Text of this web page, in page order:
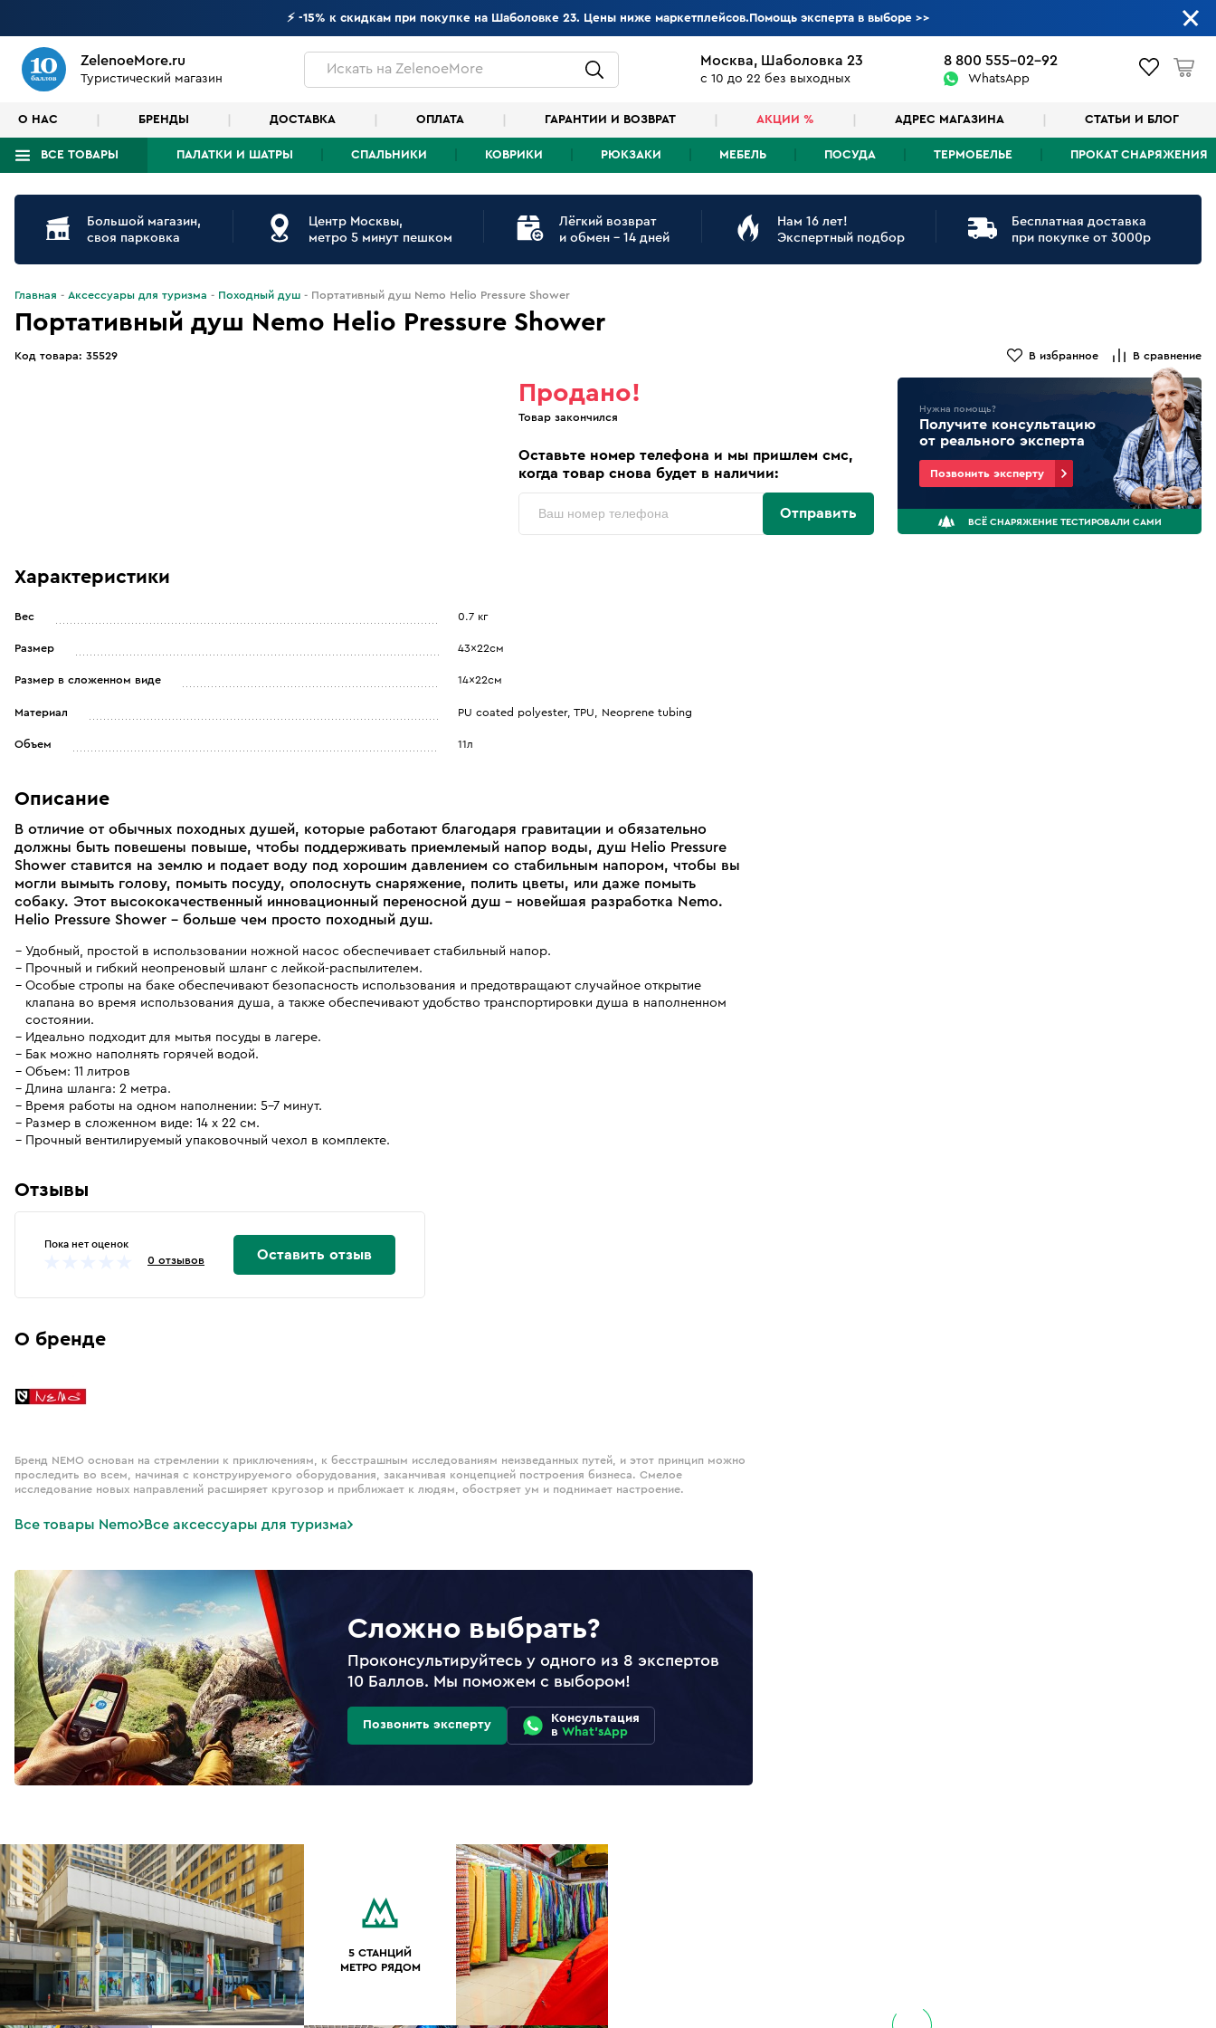
⚡ -15% к скидкам при покупке на Шаболовке 23. Цены ниже маркетплейсов.Помощь эксперта в выборе>>
ZelenoeMore.ru
Туристический магазин
Искатьна ZelenoeMore
Москва, Шаболовка 23
с 10 до 22 без выходных
8 800 555-02-92
WhatsApp
О НАС БРЕНДЫ ДОСТАВКА ОПЛАТА ГАРАНТИИ И ВОЗВРАТ АКЦИИ % АДРЕС МАГАЗИНА СТАТЬИ И БЛОГ
ВСЕ ТОВАРЫ ПАЛАТКИ И ШАТРЫ СПАЛЬНИКИ КОВРИКИ РЮКЗАКИ МЕБЕЛЬ ПОСУДА ТЕРМОБЕЛЬЕ ПРОКАТ СНАРЯЖЕНИЯ
Что будем искать?
Большой магазин,
своя парковка
Центр Москвы,
метро 5 минут пешком
Лёгкий возврат
и обмен - 14 дней
Нам 16 лет!
Экспертный подбор
Бесплатная доставка
при покупке от 3000р
Главная Аксессуары для туризма Походный душ Портативный душ Nemo Helio Pressure Shower
Портативный душ Nemo Helio Pressure Shower
Код товара: 35529 В избранное В сравнение
Продано!
Товар закончился
Оставьте номер телефона и мы пришлем смс,
когда товар снова будет в наличии:
Отправить
Нужна помощь?
Получите консультацию
от реального эксперта
Позвонить эксперту
ВСЁ СНАРЯЖЕНИЕ ТЕСТИРОВАЛИ САМИ
Характеристики
Вес 0.7 кг
Размер 43x22см
Размер в сложенном виде 14x22см
Материал PU coated polyester, TPU, Neoprene tubing
Объем 11л
Описание
В отличие от обычных походных душей, которые работают благодаря гравитации и обязательно
должны быть повешены повыше, чтобы поддерживать приемлемый напор воды, душ Helio Pressure
Shower ставится на землю и подает воду под хорошим давлением со стабильным напором, чтобы вы
могли вымыть голову, помыть посуду, ополоснуть снаряжение, полить цветы, или даже помыть
собаку. Этот высококачественный инновационный переносной душ - новейшая разработка Nemo.
Helio Pressure Shower - больше чем просто походный душ.
Удобный, простой в использовании ножной насос обеспечивает стабильный напор.
Прочный и гибкий неопреновый шланг с лейкой-распылителем.
Особые стропы на баке обеспечивают безопасность использования и предотвращают случайное открытие
клапана во время использования душа, а также обеспечивают удобство транспортировки душа в наполненном
состоянии.
Идеально подходит для мытья посуды в лагере.
Бак можно наполнять горячей водой.
Объем: 11 литров
Длина шланга: 2 метра.
Время работы на одном наполнении: 5-7 минут.
Размер в сложенном виде: 14 x 22 см.
Прочный вентилируемый упаковочный чехол в комплекте.
Отзывы
Пока нет оценок
0 отзывов Оставить отзыв
О бренде
Бренд NEMO основан на стремлении к приключениям, к бесстрашным исследованиям неизведанных путей, и этот принцип можно
проследить во всем, начиная с конструируемого оборудования, заканчивая концепцией построения бизнеса. Смелое
исследование новых направлений расширяет кругозор и приближает к людям, обостряет ум и поднимает настроение.
Все товары Nemo Все аксессуары для туризма
Сложно выбрать?
Проконсультируйтесь у одного из 8 экспертов
10 Баллов. Мы поможем с выбором!
Позвонить эксперту
Консультация
в What'sApp
5 СТАНЦИЙ
МЕТРО РЯДОМ